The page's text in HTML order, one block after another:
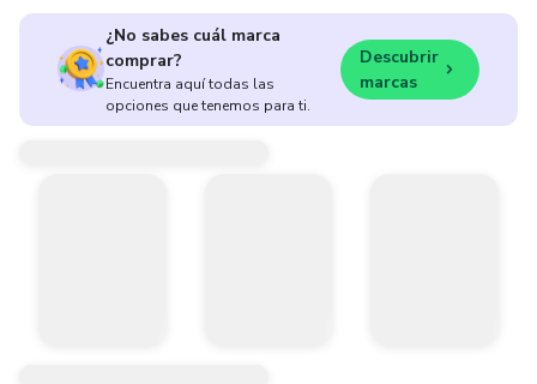
¿No sabes cuál marca
comprar?
Encuentra aquí todas las
opciones que tenemos para ti.
Descubrir
marcas